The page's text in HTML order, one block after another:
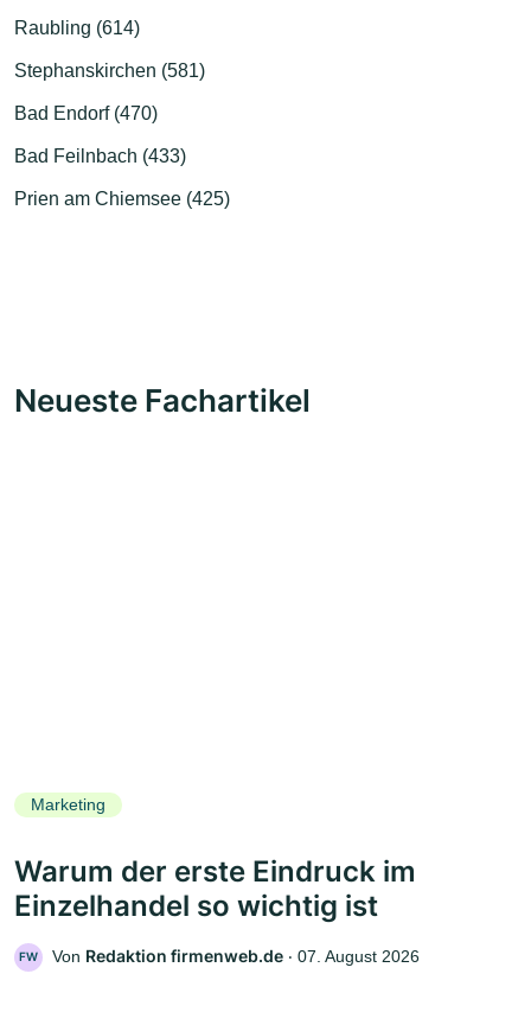
Raubling (614)
Stephanskirchen (581)
Bad Endorf (470)
Bad Feilnbach (433)
Prien am Chiemsee (425)
Neueste Fachartikel
Marketing
Warum der erste Eindruck im
Einzelhandel so wichtig ist
FW Von Redaktion firmenweb.de ‧ 07. August 2026